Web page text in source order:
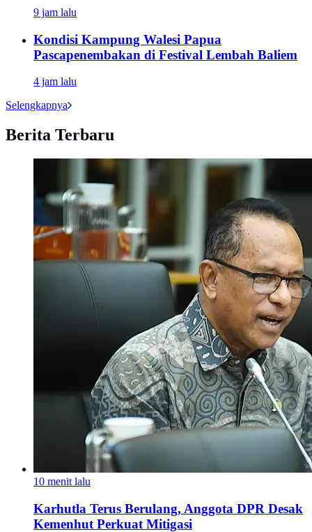
9 jam lalu
Kondisi Kampung Walesi Papua
Pascapenembakan di Festival Lembah Baliem
4 jam lalu
Selengkapnya
Berita Terbaru
10 menit lalu
Karhutla Terus Berulang, Anggota DPR Desak
Kemenhut Perkuat Mitigasi